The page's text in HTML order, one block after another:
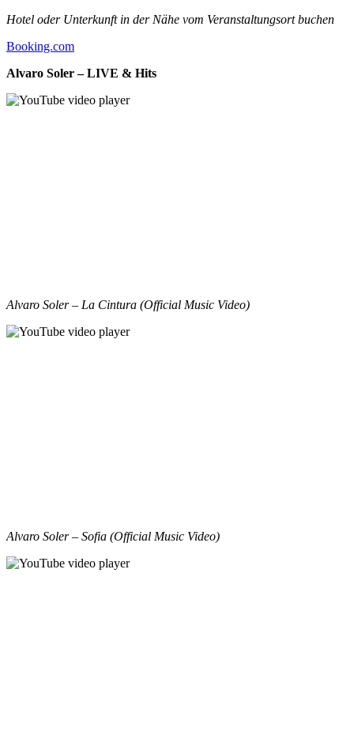
Hotel oder Unterkunft in der Nähe vom Veranstaltungsort buchen
Booking.com
Alvaro Soler – LIVE & Hits
Alvaro Soler – La Cintura (Official Music Video)
Alvaro Soler – Sofia (Official Music Video)